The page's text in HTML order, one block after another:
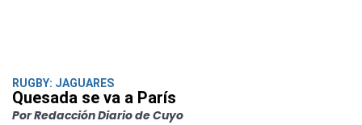
RUGBY: JAGUARES
Quesada se va a París
Por Redacción Diario de Cuyo